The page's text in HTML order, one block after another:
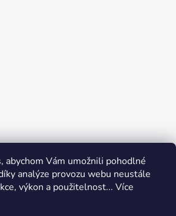
abychom Vám umožnili pohodlné
analýze provozu webu neustále
výkon a použitelnost... Více